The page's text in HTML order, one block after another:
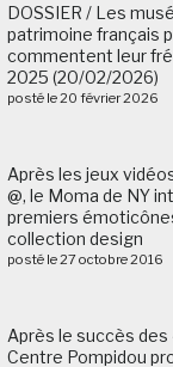
DOSSIER / Les
patrimoine français
commentent leur
2025 (20/02/2026)
posté le 20 février 2026
Après les jeux
@, le Moma de NY
premiers
collection design
posté le 27 octobre 2016
Après le succès des
Centre Pompidou